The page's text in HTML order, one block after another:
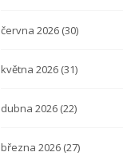
června 2026 (30)
května 2026 (31)
dubna 2026 (22)
března 2026 (27)